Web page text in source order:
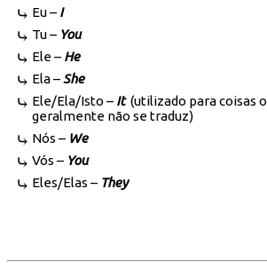
Eu – I
Tu – You
Ele – He
Ela –She
Ele/Ela/Isto – It (utilizado para coisas
geralmente não se traduz)
Nós – We
Vós – You
Eles/Elas – They